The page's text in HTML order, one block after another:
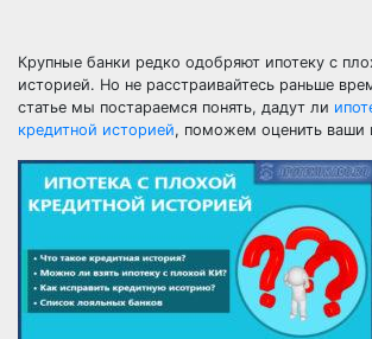
Крупные банки редко одобряют ипотеку с
историей. Но не расстраивайтесь раньше
статье мы постараемся понять, дадут ли
кредитной историей, поможем оценить ваши